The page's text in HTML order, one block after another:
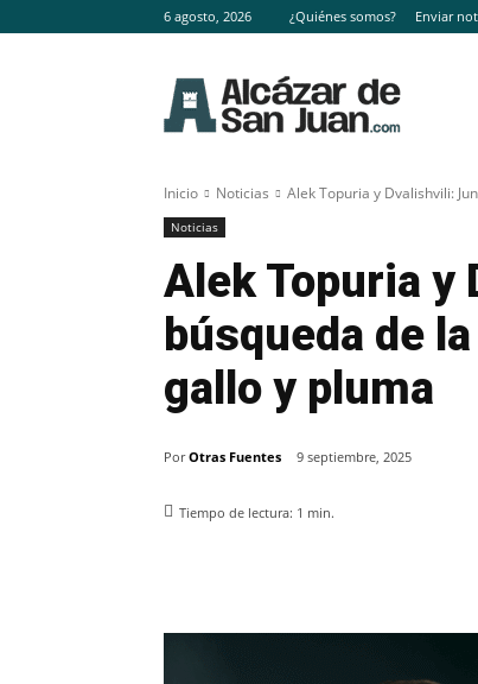
6 agosto, 2026 ¿Quiénes somos? Enviar
Inicio Noticias Alek Topuria y Dvalishvili:
Noticias
Alek Topuria y
búsqueda de
gallo y pluma
Por Otras Fuentes 9 septiembre, 2025
Tiempo de lectura: 1 min.